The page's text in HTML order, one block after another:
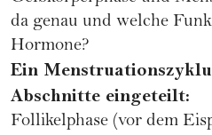
da genau und welche
Hormone?
Ein
Abschnitte eingeteilt:
Follikelphase (vor dem